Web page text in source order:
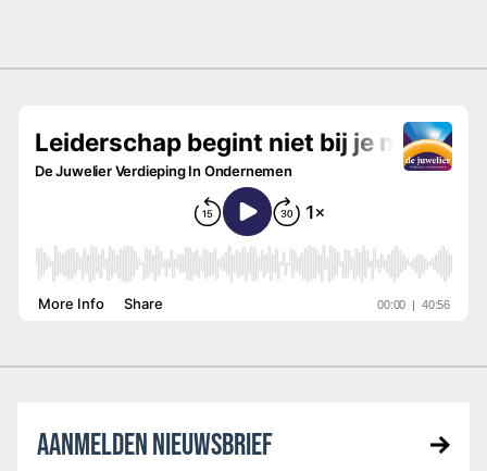
AANMELDEN NIEUWSBRIEF